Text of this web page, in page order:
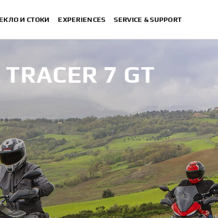
И СТОКИ EXPERIENCES SERVICE & SUPPORT
7 GT